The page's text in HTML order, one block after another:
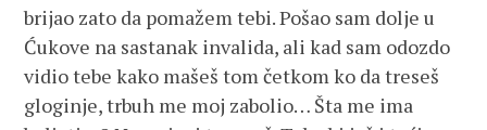
brijao zato da pomažem tebi. Pošao sam dolje u
Ćukove na sastanak invalida, ali kad sam odozdo
vidio tebe kako mašeš tom četkom ko da treseš
gloginje, trbuh me moj zabolio… Šta me ima